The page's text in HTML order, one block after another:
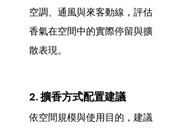
空調、通風與來客動線，評估
香氣在空間中的實際停留與擴
散表現。
2. 擴香方式配置建議
依空間規模與使用目的，建議